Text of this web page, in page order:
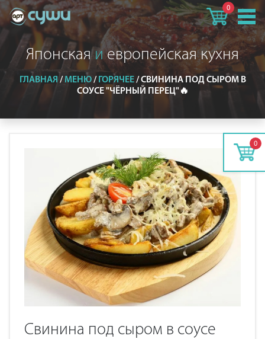
0
Японскаяиевропейская кухня
ГЛАВНАЯ/МЕНЮ/ ГОРЯЧЕЕ/СВИНИНА ПОД СЫРОМ В
СОУСЕ "ЧЁРНЫЙ ПЕРЕЦ"🔥
0
Свинина под сыром в соусе